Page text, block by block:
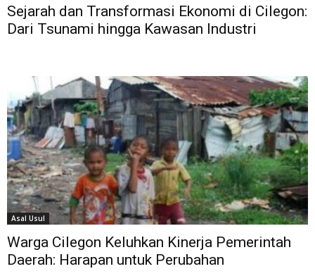
Sejarah dan Transformasi Ekonomi di Cilegon:
Dari Tsunami hingga Kawasan Industri
Asal Usul
Warga Cilegon Keluhkan Kinerja Pemerintah
Daerah: Harapan untuk Perubahan